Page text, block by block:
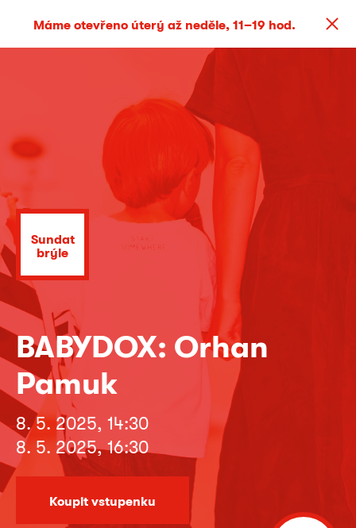
Máme otevřeno úterý až neděle, 11–19 hod.
Sundat
brýle
BABYDOX: Orhan
Pamuk
8. 5. 2025, 14:30
8. 5. 2025, 16:30
Koupit vstupenku